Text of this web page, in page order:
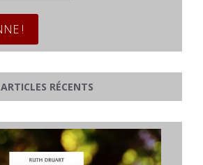
ARTICLES RÉCENTS